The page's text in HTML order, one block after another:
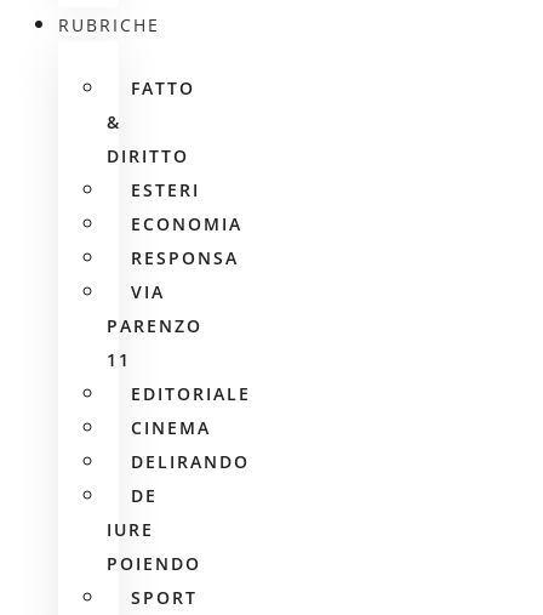
RUBRICHE
FATTO
&
DIRITTO
ESTERI
ECONOMIA
RESPONSA
VIA
PARENZO
11
EDITORIALE
CINEMA
DELIRANDO
DE
IURE
POIENDO
SPORT